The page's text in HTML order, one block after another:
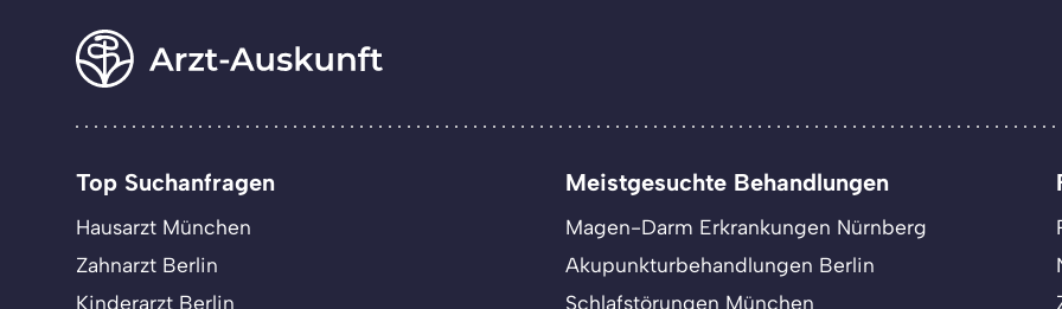
Top Suchanfragen
Hausarzt München
Zahnarzt Berlin
Kinderarzt Berlin
Meistgesuchte Behandlungen
Magen-Darm Erkrankungen Nürnberg
Akupunkturbehandlungen Berlin
Schlafstörungen München